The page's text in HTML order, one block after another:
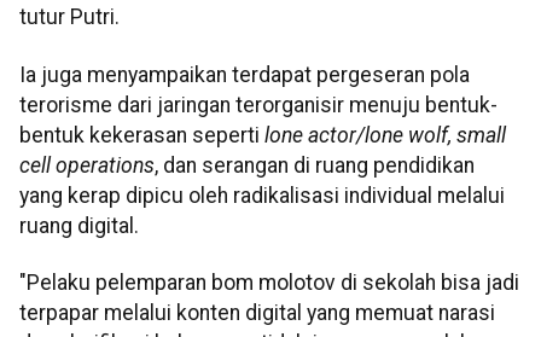
tutur Putri.
Ia juga menyampaikan terdapat pergeseran pola
terorisme dari jaringan terorganisir menuju bentuk-
bentuk kekerasan seperti lone actor/lone wolf, small
cell operations, dan serangan di ruang pendidikan
yang kerap dipicu oleh radikalisasi individual melalui
ruang digital.
"Pelaku pelemparan bom molotov di sekolah bisa jadi
terpapar melalui konten digital yang memuat narasi